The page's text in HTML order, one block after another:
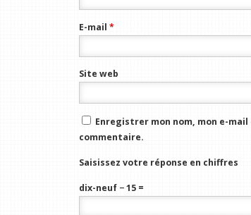
E-mail *
Site web
Enregistrer mon nom, mon e-
commentaire.
Saisissez votre réponse en chiffres
dix-neuf − 15 =